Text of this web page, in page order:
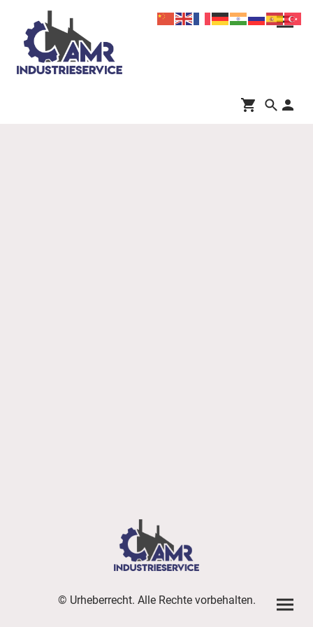
© Urheberrecht. Alle Rechte vorbehalten.